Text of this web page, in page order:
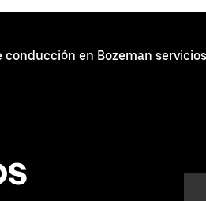
conducción en Bozeman